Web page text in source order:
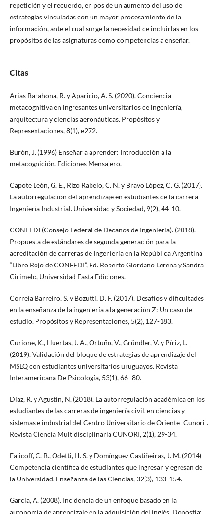
repetición y el recuerdo, en pos de un aumento del uso de
estrategias vinculadas con un mayor procesamiento de la
información, ante el cual surge la necesidad de incluirlas en los
propósitos de las asignaturas como competencias a enseñar.
Citas
Arias Barahona, R. y Aparicio, A. S. (2020). Conciencia
metacognitiva en ingresantes universitarios de ingeniería,
arquitectura y ciencias aeronáuticas. Propósitos y
Representaciones, 8(1), e272.
Burón, J. (1996) Enseñar a aprender: Introducción a la
metacognición. Ediciones Mensajero.
Capote León, G. E., Rizo Rabelo, C. N. y Bravo López, C. G. (2017).
La autorregulación del aprendizaje en estudiantes de la carrera
Ingeniería Industrial. Universidad y Sociedad, 9(2), 44-10.
CONFEDI (Consejo Federal de Decanos de Ingeniería). (2018).
Propuesta de estándares de segunda generación para la
acreditación de carreras de Ingeniería en la República Argentina
“Libro Rojo de CONFEDI”, Ed. Roberto Giordano Lerena y Sandra
Cirimelo, Universidad Fasta Ediciones.
Correia Barreiro, S. y Bozuttí, D. F. (2017). Desafíos y dificultades
en la enseñanza de la ingeniería a la generación Z: Un caso de
estudio. Propósitos y Representaciones, 5(2), 127-183.
Curione, K., Huertas, J. A., Ortuño, V., Gründler, V. y Píriz, L.
(2019). Validación del bloque de estrategias de aprendizaje del
MSLQ con estudiantes universitarios uruguayos. Revista
Interamericana De Psicología, 53(1), 66–80.
Díaz, R. y Agustín, N. (2018). La autorregulación académica en los
estudiantes de las carreras de ingeniería civil, en ciencias y
sistemas e industrial del Centro Universitario de Oriente–Cunori-.
Revista Ciencia Multidisciplinaria CUNORI, 2(1), 29-34.
Falicoff, C. B., Odetti, H. S. y Domínguez Castiñeiras, J. M. (2014)
Competencia científica de estudiantes que ingresan y egresan de
la Universidad. Enseñanza de las Ciencias, 32(3), 133-154.
García, A. (2008). Incidencia de un enfoque basado en la
autonomía de aprendizaje en la adquisición del inglés. Donostia: